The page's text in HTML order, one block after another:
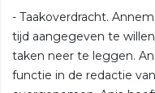
- Taakoverdracht.
tijd aangegeven te
taken neer te leggen.
functie in de redactie